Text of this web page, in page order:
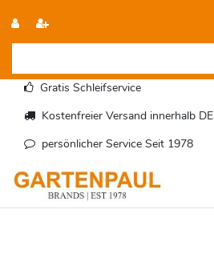
Gratis Schleifservice
Kostenfreier Versand innerhalb DE
persönlicher Service Seit 1978